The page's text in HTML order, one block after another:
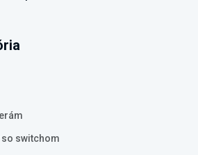
so switchom